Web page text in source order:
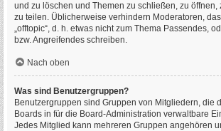
und zu löschen und Themen zu schließen, zu öffnen,
zu teilen. Üblicherweise verhindern Moderatoren,
„offtopic“, d. h. etwas nicht zum Thema Passendes,
bzw. Angreifendes schreiben.
Nach oben
Was sind Benutzergruppen?
Benutzergruppen sind Gruppen von Mitgliedern, die
Boards in für die Board-Administration verwaltbare
Jedes Mitglied kann mehreren Gruppen angehören